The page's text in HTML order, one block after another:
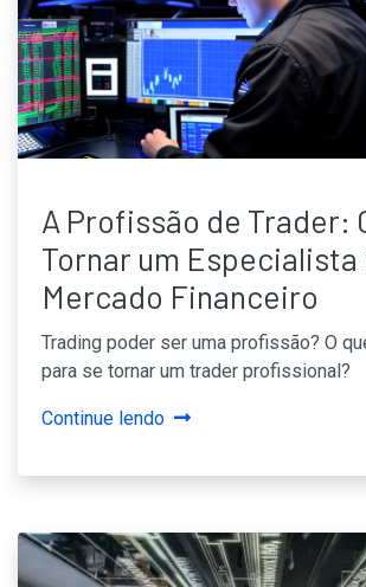
A Profissão de Trader:
Tornar um Especialista
Mercado Financeiro
Trading poder ser uma profissão? O
para se tornar um trader profissional?
Continue lendo